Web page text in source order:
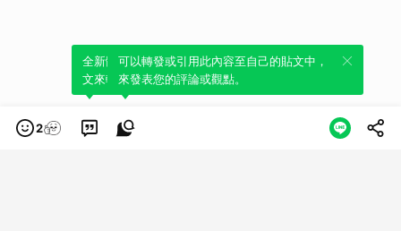
2
全新體驗！一鍵引用此內容，透過發布貼
文來輕鬆表達個人立場。
可以轉發或引用此內容至自己的貼文中，
來發表您的評論或觀點。